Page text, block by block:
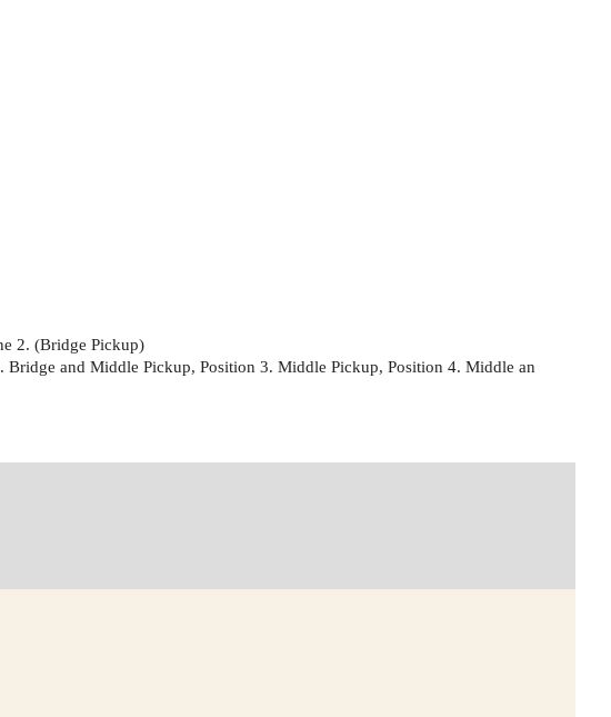
2. (Bridge Pickup)
and Middle Pickup, Position 3. Middle Pickup, Position 4. Middle an